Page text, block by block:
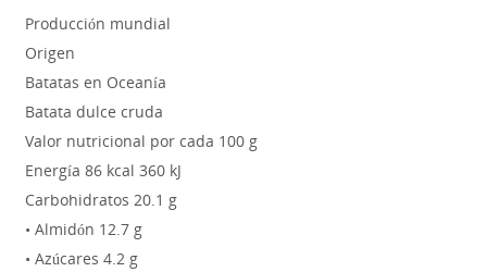
Producción mundial
Origen
Batatas en Oceanía
Batata dulce cruda
Valor nutricional por cada 100 g
Energía 86 kcal 360 kJ
Carbohidratos 20.1 g
• Almidón 12.7 g
• Azúcares 4.2 g